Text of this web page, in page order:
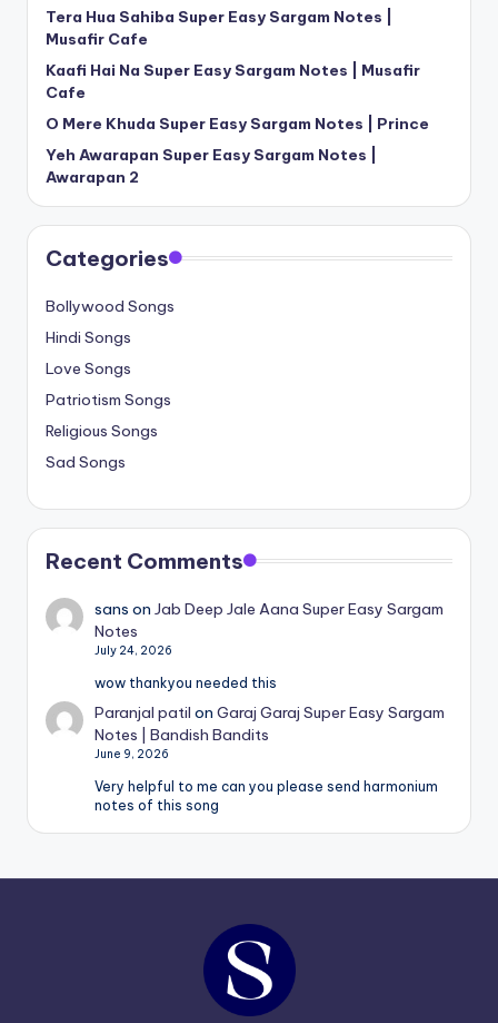
Tera Hua Sahiba Super Easy Sargam Notes |
Musafir Cafe
Kaafi Hai Na Super Easy Sargam Notes | Musafir
Cafe
O Mere Khuda Super Easy Sargam Notes | Prince
Yeh Awarapan Super Easy Sargam Notes |
Awarapan 2
Categories
Bollywood Songs
Hindi Songs
Love Songs
Patriotism Songs
Religious Songs
Sad Songs
Recent Comments
sans onJab Deep Jale Aana Super Easy Sargam
Notes
July 24, 2026
wow thankyou needed this
Paranjal patil onGaraj Garaj Super Easy Sargam
Notes | Bandish Bandits
June 9, 2026
Very helpful to me can you please send harmonium
notes of this song